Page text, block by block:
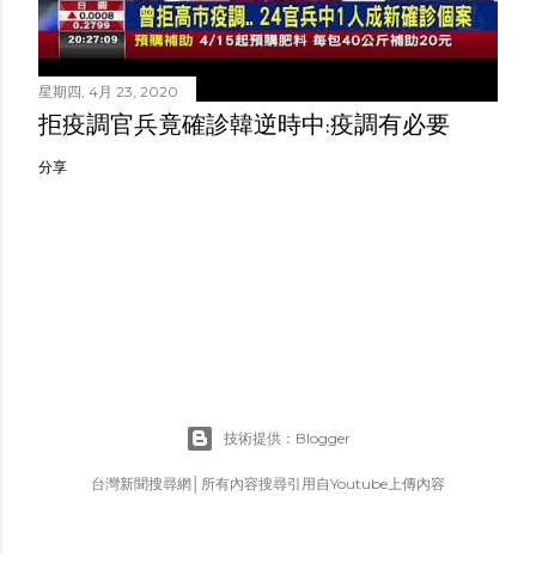
星期四, 4月 23, 2020
拒疫調官兵竟確診韓逆時中:疫調有必要
分享
技術提供：Blogger
台灣新聞搜尋網│所有內容搜尋引用自Youtube上傳內容